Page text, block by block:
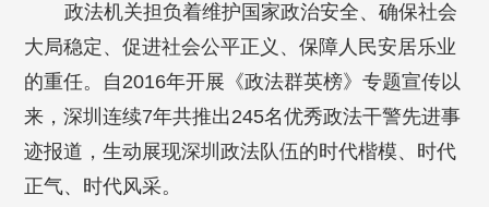
政法机关担负着维护国家政治安全、确保社会
大局稳定、促进社会公平正义、保障人民安居乐业
的重任。自2016年开展《政法群英榜》专题宣传以
来，深圳连续7年共推出245名优秀政法干警先进事
迹报道，生动展现深圳政法队伍的时代楷模、时代
正气、时代风采。